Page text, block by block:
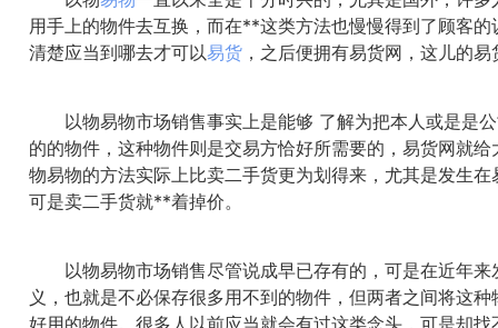
用手上的物件去互换，而在**这类方法也慢慢得到了顾客
清楚应当到哪去才可以易货 ，之后便拥有易货网，这儿的
以物易物市场销售事实上是能够 了解为把本人或是是公
的的物件，这种物件则是交易方恰好所需要的，易货网就
物易物的方法实际上比卖二手货更为划得来，尤其是发生
可是卖二手货就**着掉价。
以物易物市场销售尽管说成早已存有的，可是在近年来
义，也就是不必保存很多用不到的物件，但两者之间将这
好用的物件。很多人以前应当就会有过这类念头，可是却